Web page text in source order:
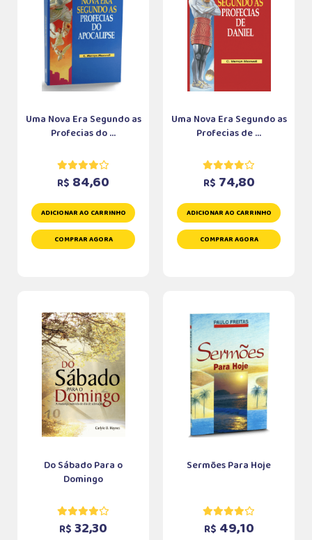
Uma Nova Era Segundo as
Profecias do ...
R$ 84,60
ADICIONAR AO CARRINHO
COMPRAR AGORA
Uma Nova Era Segundo as
Profecias de ...
R$ 74,80
ADICIONAR AO CARRINHO
COMPRAR AGORA
Do Sábado Para o
Domingo
R$ 32,30
Sermões Para Hoje
R$ 49,10